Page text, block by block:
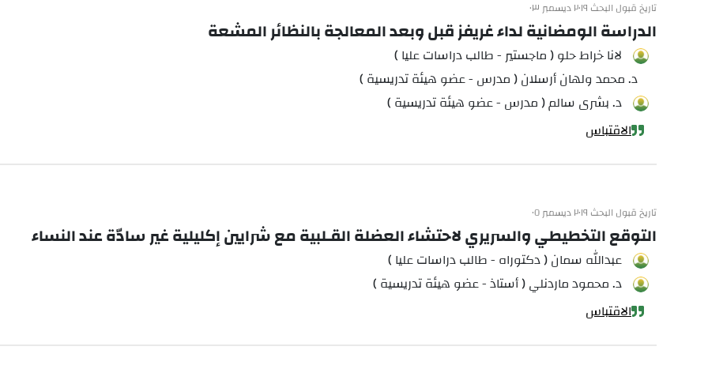
تاريخ قبول البحث ٢٠١٩ ديسمبر ٠٣
الدراسة الومضانية لداء غريفز قبل وبعد المعالجة بالنظائر المشعة
لانا خراط حلو ( ماجستير - طالب دراسات عليا )
د. محمد ولهان أرسلان ( مدرس - عضو هيئة تدريسية )
د. بشرى سالم ( مدرس - عضو هيئة تدريسية )
الاقتباس
تاريخ قبول البحث ٢٠١٩ ديسمبر ٠٥
التوقع التخطيطي والسريري لاحتشاء العضلة القـلبية مع شرايين إكليلية غير سادّة عند النساء
عبدالله سمان ( دكتوراه - طالب دراسات عليا )
د. محمود ماردنلي ( أستاذ - عضو هيئة تدريسية )
الاقتباس